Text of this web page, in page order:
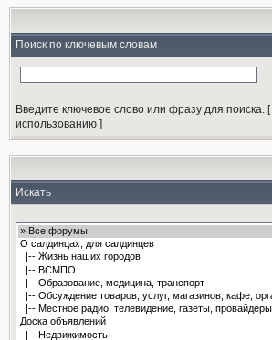
Поиск по ключевым словам
Введите ключевое слово или фразу для поиска.[
использованию]
Искать